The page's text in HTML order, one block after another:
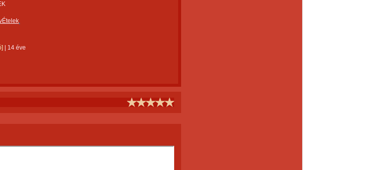
14 éve